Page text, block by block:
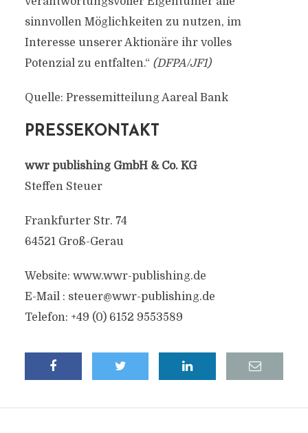
sinnvollen Möglichkeiten zu nutzen, im
Interesse unserer Aktionäre ihr volles
Potenzial zu entfalten.“ (DFPA/JF1)
Quelle: Pressemitteilung Aareal Bank
PRESSEKONTAKT
wwr publishing GmbH & Co. KG
Steffen Steuer
Frankfurter Str. 74
64521 Groß-Gerau
Website: www.wwr-publishing.de
E-Mail : steuer@wwr-publishing.de
Telefon: +49 (0) 6152 9553589